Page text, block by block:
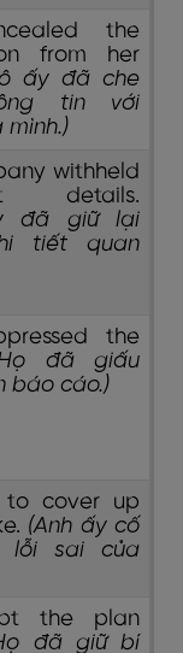
the
from her
ấy đã che
tin với
mình.)
withheld
details.
đã giữ lại
tiết quan
the
đã giấu
báo cáo.)
cover up
(Anh ấy cố
lỗi sai của
the plan
đã giữ bí